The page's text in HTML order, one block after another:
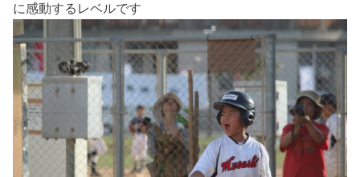
に感動するレベルです